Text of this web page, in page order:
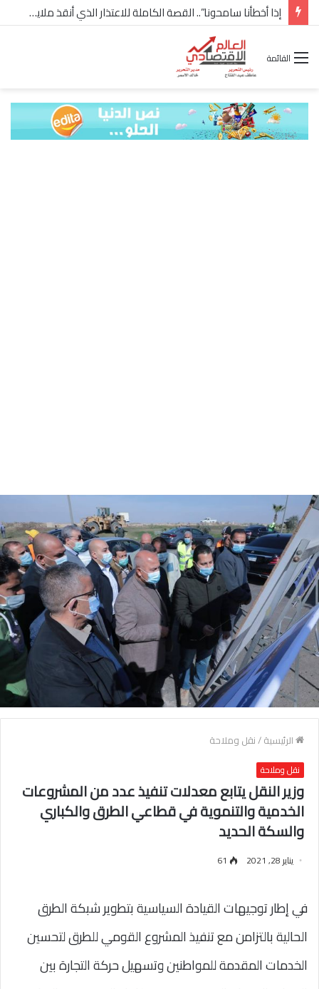
شركة “Scope Developments” تعلن تولي أحمد كمال عيسى منصب الرئيس التنفيذي للقطاع التجاري
القائمة
الرئيسية/نقل وملاحة
نقل وملاحة
وزير النقل يتابع معدلات تنفيذ عدد من المشروعات
الخدمية والتنموية في قطاعي الطرق والكباري
والسكة الحديد
يناير 28, 2021 61
في إطار توجيهات القيادة السياسية بتطوير شبكة الطرق
الحالية بالتزامن مع تنفيذ المشروع القومي للطرق لتحسين
الخدمات المقدمة للمواطنين وتسهيل حركة التجارة بين